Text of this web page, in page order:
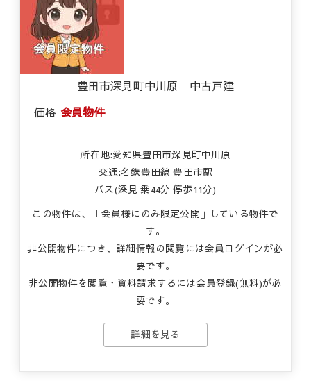
豊田市深見町中川原 中古戸建
価格 会員物件
所在地:愛知県豊田市深見町中川原
交通:名鉄豊田線 豊田市駅
バス(深見 乗44分 停歩11分)
この物件は、「会員様にのみ限定公開」している物件で
す。
非公開物件につき、詳細情報の閲覧には会員ログインが必
要です。
非公開物件を閲覧・資料請求するには会員登録(無料)が必
要です。
詳細を見る